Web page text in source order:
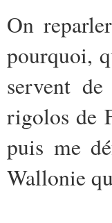
On
pourquoi,
servent de
rigolos de
puis me
Wallonie